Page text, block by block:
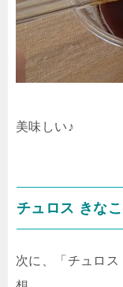
美味しい♪
チュロス きな
次に、「チュロ